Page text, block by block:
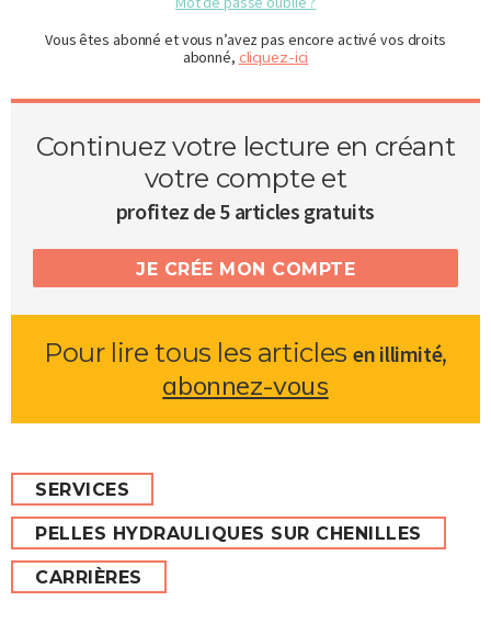
Vous êtes abonné et vous n’avez pas encore activé vos droits
abonné, cliquez-ici
Continuez votre lecture en créant
votre compte et
profitez de 5 articles gratuits
JE CRÉE MON COMPTE
Pour lire tous les articlesen illimité,
abonnez-vous
SERVICES
PELLES HYDRAULIQUES SUR CHENILLES
CARRIÈRES